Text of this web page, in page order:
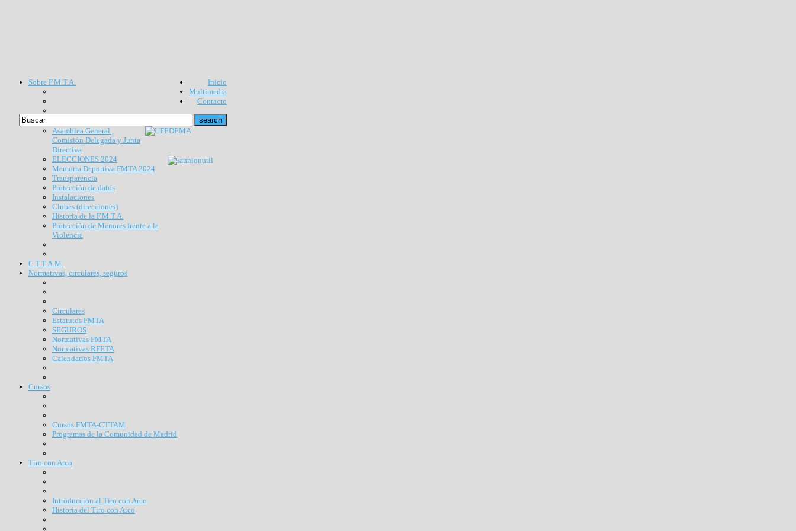
Inicio
Multimedia
Contacto
Sobre F.M.T.A.
Asamblea General ,
Comisión Delegada y Junta
Directiva
ELECCIONES 2024
Memoria Deportiva FMTA 2024
Transparencia
Protección de datos
Instalaciones
Clubes (direcciones)
Historia de la F.M.T.A.
Protección de Menores frente a la
Violencia
C.T.T.A.M.
Normativas, circulares, seguros
Circulares
Estatutos FMTA
SEGUROS
Normativas FMTA
Normativas RFETA
Calendarios FMTA
Cursos
Cursos FMTA-CTTAM
Programas de la Comunidad de Madrid
Tiro con Arco
Introducción al Tiro con Arco
Historia del Tiro con Arco